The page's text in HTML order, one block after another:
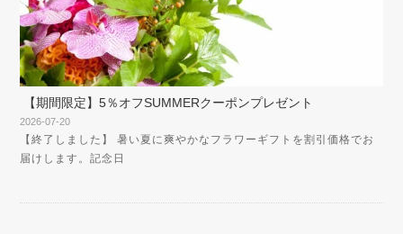
【期間限定】5％オフSUMMERクーポンプレゼント
2026-07-20
【終了しました】 暑い夏に爽やかなフラワーギフトを割引価格でお
届けします。記念日